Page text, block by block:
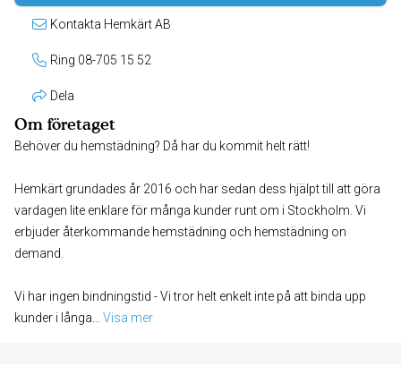
Kontakta Hemkärt AB
Ring 08-705 15 52
Dela
Om företaget
Behöver du hemstädning? Då har du kommit helt rätt!
Hemkärt grundades år 2016 och har sedan dess hjälpt till att göra
vardagen lite enklare för många kunder runt om i Stockholm. Vi
erbjuder återkommande hemstädning och hemstädning on
demand.
Vi har ingen bindningstid - Vi tror helt enkelt inte på att binda upp
kunder i långa
Visa mer